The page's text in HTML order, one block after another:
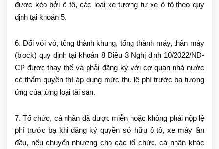
được kéo bởi ô tô, các loại xe tương tự xe ô tô theo quy
định tại khoản 5.
6. Đối với vỏ, tổng thành khung, tổng thành máy, thân máy
(block) quy định tại khoản 8 Điều 3 Nghị định 10/2022/NĐ-
CP được thay thế và phải đăng ký với cơ quan nhà nước
có thẩm quyền thì áp dụng mức thu lệ phí trước bạ tương
ứng của từng loại tài sản.
7. Tổ chức, cá nhân đã được miễn hoặc không phải nộp lệ
phí trước bạ khi đăng ký quyền sở hữu ô tô, xe máy lần
đầu, nếu chuyển nhượng cho các tổ chức, cá nhân khác